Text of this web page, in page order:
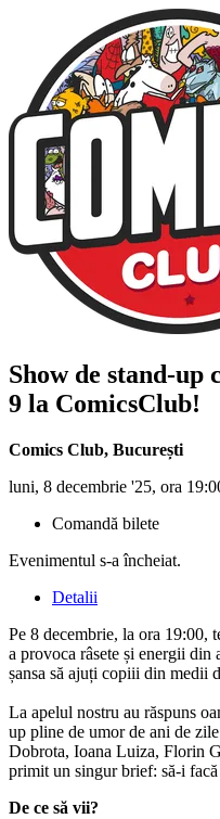
Show de stand-
9 la ComicsClub!
Comics Club, București
luni, 8 decembrie '25, ora
Comandă bilete
Evenimentul s-a încheiat.
Detalii
Pe 8 decembrie, la ora 19:00,
a provoca râsete și energii din
șansa să ajuți copiii din medii
La apelul nostru au răspuns
up pline de umor de ani de
Dobrota, Ioana Luiza, Florin
primit un singur brief: să-i
De ce să vii?